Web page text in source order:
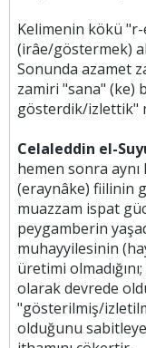
Kelimenin kökü
(irâe/göstermek)
Sonunda azamet
zamiri "sana" (ke)
gösterdik/izlettik"
Celaleddin el-
hemen sonra
(eraynâke) fiilinin
muazzam ispat
peygamberin
muhayyilesinin
üretimi
olarak devrede
"gösterilmiş/
olduğunu